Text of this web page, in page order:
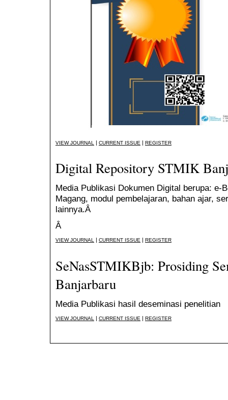
VIEW JOURNAL | CURRENT ISSUE | REGISTER
Digital Repository STMIK
Media Publikasi Dokumen Digital berupa: e-
Magang, modul pembelajaran, bahan ajar,
lainnya.Â
Â
VIEW JOURNAL CURRENT ISSUE REGISTER
SeNasSTMIKBjb: Prosiding
Banjarbaru
Media Publikasi hasil deseminasi penelitian
VIEW JOURNAL | CURRENT ISSUE | REGISTER